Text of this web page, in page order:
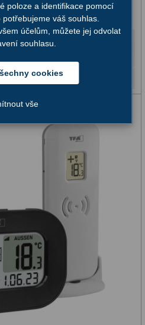
poloze a identifikace pomocí
váš souhlas.
účelům, můžete jej odvolat
souhlasu.
cookies
vše